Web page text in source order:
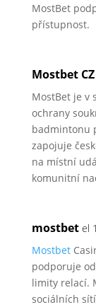
MostBet
přístupnost.
Mostbet CZ
MostBet je v
ochrany
badmintonu
zapojuje
na místní
komunitní
mostbet el
Mostbet
podporuje
limityrelací.
sociálních